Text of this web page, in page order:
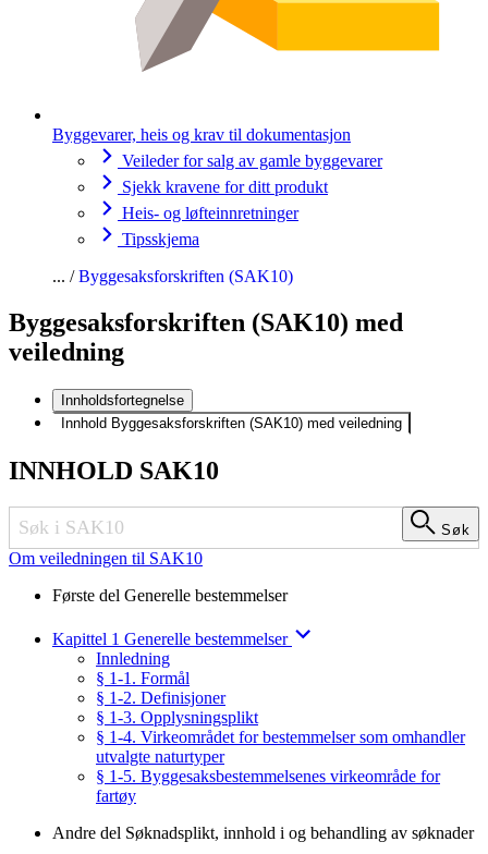
Byggevarer, heis og krav til dokumentasjon
Veileder for salg av gamle byggevarer
Sjekk kravene for ditt produkt
Heis- og løfteinnretninger
Tipsskjema
Byggesaksforskriften (SAK10)
Byggesaksforskriften (SAK10) med
veiledning
Innholdsfortegnelse
Innhold Byggesaksforskriften (SAK10) med veiledning
INNHOLD SAK10
Søk
Om veiledningen til SAK10
Første del Generelle bestemmelser
Kapittel 1 Generelle bestemmelser
Innledning
§ 1-1. Formål
§ 1-2. Definisjoner
§ 1-3. Opplysningsplikt
§ 1-4. Virkeområdet for bestemmelser som omhandler
utvalgte naturtyper
§ 1-5. Byggesaksbestemmelsenes virkeområde for
fartøy
Andre del Søknadsplikt, innhold i og behandling av søknader